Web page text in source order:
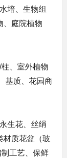
培、生物组
、庭院植物
、室外植物
基质、花园商
生花、丝绢
材质花盆（玻
工艺、保鲜